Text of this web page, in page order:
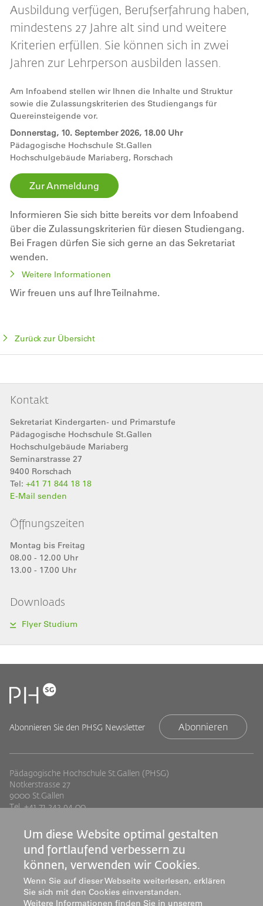
Ausbildung verfügen, Berufserfahrung haben,
mindestens 27 Jahre alt sind und weitere
Kriterien erfüllen. Sie können sich in zwei
Jahren zur Lehrperson ausbilden lassen.
Am Infoabend stellen wir Ihnen die Inhalte und Struktur
sowie die Zulassungskriterien des Studiengangs für
Quereinsteigende vor.
Donnerstag, 10. September 2026, 18.00 Uhr
Pädagogische Hochschule St.Gallen
Hochschulgebäude Mariaberg, Rorschach
Zur Anmeldung
Informieren Sie sich bitte bereits vor dem Infoabend
über die Zulassungskriterien für diesen Studiengang.
Bei Fragen dürfen Sie sich gerne an das Sekretariat
wenden.
Weitere Informationen
Wir freuen uns auf Ihre Teilnahme.
Zurück zur Übersicht
Kontakt
Sekretariat Kindergarten- und Primarstufe
Pädagogische Hochschule St.Gallen
Hochschulgebäude Mariaberg
Seminarstrasse 27
9400 Rorschach
Tel: +41 71 844 18 18
E-Mail senden
Öffnungszeiten
Montag bis Freitag
08.00 - 12.00 Uhr
13.00 - 17.00 Uhr
Downloads
Flyer Studium
Abonnieren Sie den PHSG Newsletter Abonnieren
Pädagogische Hochschule St.Gallen (PHSG)
Notkerstrasse 27
9000 St.Gallen
Tel. +41 71 243 94 00
Footer
Links
Standorte
Jobs
Medien
Mediatheken
Footer
rechts
Studium
Weiterbildung
Forschung & Entwicklung
Dienstleistung
Institute
Um diese Website optimal gestalten
und fortlaufend verbessern zu
können, verwenden wir Cookies.
Wenn Sie auf dieser Webseite weiterlesen, erklären
Sie sich mit den Cookies einverstanden.
Weitere Informationen finden Sie in unserem